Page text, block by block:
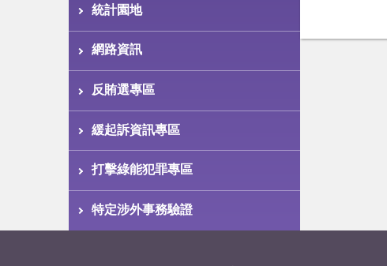
統計園地
網路資訊
反賄選專區
緩起訴資訊專區
打擊綠能犯罪專區
特定涉外事務驗證